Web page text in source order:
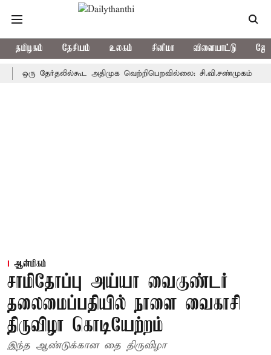
தமிழகம் தேசியம் உலகம் சினிமா விளையாட்டு
தேர்தலில்கூட அதிமுக வெற்றிபெறவில்லை: சி.வி.சண்முகம் தென்
ஆன்மிகம்
சாமிதோப்பு அய்யா வைகுண்டர்
தலைமைப்பதியில் நாளை வைகாசி
திருவிழா கொடியேற்றம்
இந்த ஆண்டுக்கான தை திருவிழா